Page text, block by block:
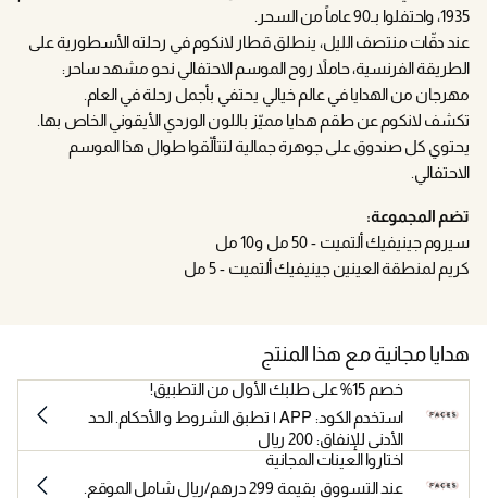
1935، واحتفلوا بـ90 عاماً من السحر.
عند دقّات منتصف الليل، ينطلق قطار لانكوم في رحلته الأسطورية على
الطريقة الفرنسية، حاملاً روح الموسم الاحتفالي نحو مشهد ساحر:
مهرجان من الهدايا في عالم خيالي يحتفي بأجمل رحلة في العام.
تكشف لانكوم عن طقم هدايا مميّز باللون الوردي الأيقوني الخاص بها.
يحتوي كل صندوق على جوهرة جمالية لتتألّقوا طوال هذا الموسم
الاحتفالي.
تضم المجموعة:
سيروم جينيفيك ألتميت - 50 مل و10 مل
كريم لمنطقة العينين جينيفيك ألتميت - 5 مل
هدايا مجانية مع هذا المنتج
خصم 15% على طلبك الأول من التطبيق!
استخدم الكود: APP | تطبق الشروط و الأحكام. الحد
الأدنى للإنفاق: 200 ريال
اختاروا العينات المجانية
عند التسووق بقيمة 299 درهم/ريال شامل الموقع.